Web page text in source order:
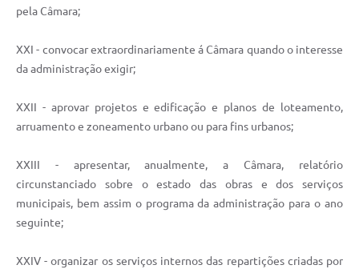
pela Câmara;
XXI - convocar extraordinariamente á Câmara quando o interesse
da administração exigir;
XXII - aprovar projetos e edificação e planos de loteamento,
arruamento e zoneamento urbano ou para fins urbanos;
XXIII - apresentar, anualmente, a Câmara, relatório
circunstanciado sobre o estado das obras e dos serviços
municipais, bem assim o programa da administração para o ano
seguinte;
XXIV - organizar os serviços internos das repartições criadas por